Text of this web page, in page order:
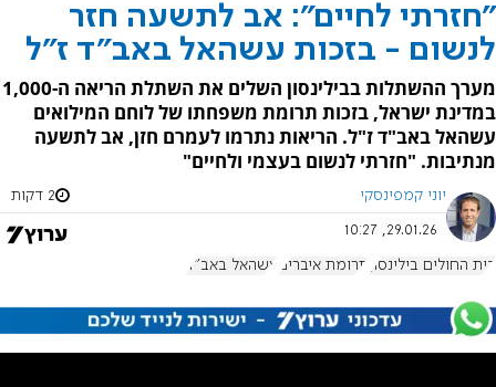
"חזרתי לחיים": אב לתשעה חזר
לנשום - בזכות עשהאל באב"ד ז"ל
מערך ההשתלות בבילינסון השלים את השתלת הריאה ה-1,000
במדינת ישראל, בזכות תרומת משפחתו של לוחם המילואים
עשהאל באב"ד ז"ל. הריאות נתרמו לעמרם חזן, אב לתשעה
מנתיבות. "חזרתי לנשום בעצמי ולחיים"
יוני קמפינסקי 2 דקות
29.01.26, 10:27
בית החולים בילינסון תרומת איברים עשהאל באב"ד